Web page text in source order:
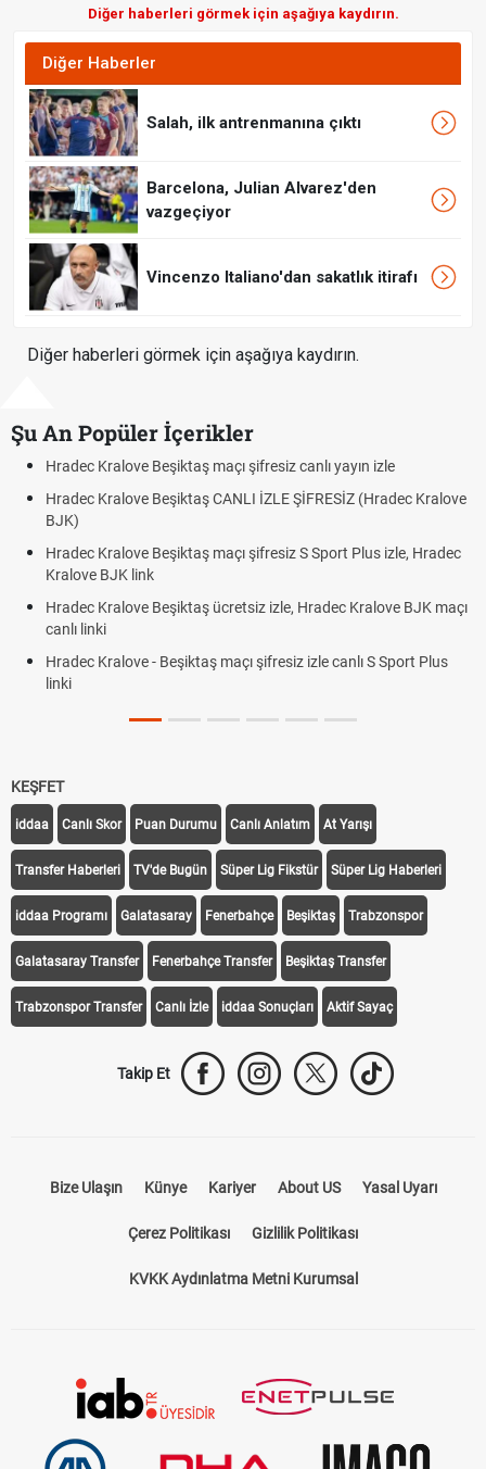
Diğer haberleri görmek için aşağıya kaydırın.
Diğer Haberler
Salah, ilk antrenmanına çıktı
Barcelona, Julian Alvarez'den
vazgeçiyor
Vincenzo Italiano'dan sakatlık itirafı
Diğer haberleri görmek için aşağıya kaydırın.
Şu An Popüler İçerikler
Kralove Beşiktaş maçı şifresiz canlı yayın izle
Kralove Beşiktaş CANLI İZLE ŞİFRESİZ (Hradec Kralove
Kralove Beşiktaş maçı şifresiz S Sport Plus izle, Hradec
BJK link
Kralove Beşiktaş ücretsiz izle, Hradec Kralove BJK maçı
linki
Kralove - Beşiktaş maçı şifresiz izle canlı S Sport Plus
KEŞFET
iddaa Canlı Skor Puan Durumu Canlı Anlatım At Yarışı
Transfer Haberleri TV'de Bugün Süper Lig Fikstür Süper Lig Haberleri
iddaa Programı Galatasaray Fenerbahçe Beşiktaş Trabzonspor
Galatasaray Transfer Fenerbahçe Transfer Beşiktaş Transfer
Trabzonspor Transfer Canlı İzle iddaa Sonuçları Aktif Sayaç
Takip Et
Bize Ulaşın Künye Kariyer About US Yasal Uyarı
Çerez Politikası Gizlilik Politikası
KVKK Aydınlatma Metni Kurumsal